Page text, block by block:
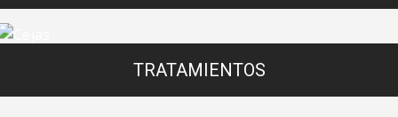
TRATAMIENTOS